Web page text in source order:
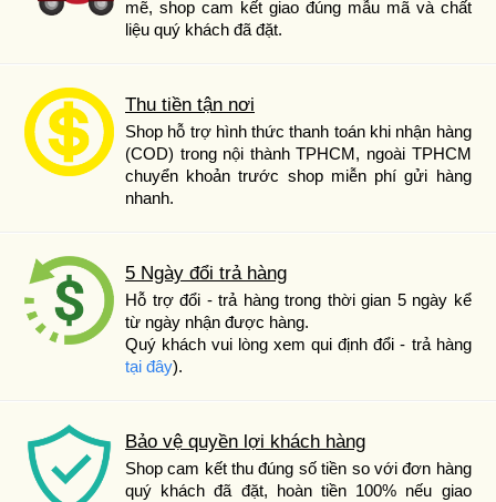
mẽ, shop cam kết giao đúng mẫu mã và chất
liệu quý khách đã đặt.
Thu tiền tận nơi
Shop hỗ trợ hình thức thanh toán khi nhận hàng
(COD) trong nội thành TPHCM, ngoài TPHCM
chuyển khoản trước shop miễn phí gửi hàng
nhanh.
5 Ngày đổi trả hàng
Hỗ trợ đổi - trả hàng trong thời gian 5 ngày kể
từ ngày nhận được hàng.
Quý khách vui lòng xem qui định đổi - trả hàng
tại đây).
Bảo vệ quyền lợi khách hàng
Shop cam kết thu đúng số tiền so với đơn hàng
quý khách đã đặt, hoàn tiền 100% nếu giao